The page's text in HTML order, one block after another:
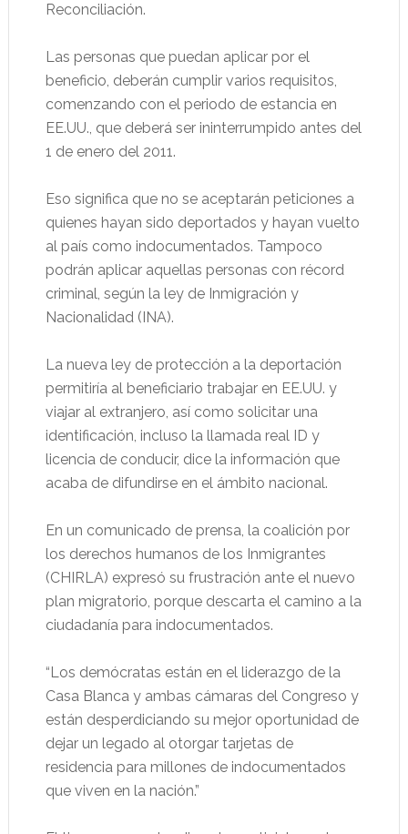
Reconciliación.
Las personas que puedan aplicar por el
beneficio, deberán cumplir varios requisitos,
comenzando con el periodo de estancia en
EE.UU., que deberá ser ininterrumpido antes del
1 de enero del 2011.
Eso significa que no se aceptarán peticiones a
quienes hayan sido deportados y hayan vuelto
al país como indocumentados. Tampoco
podrán aplicar aquellas personas con récord
criminal, según la ley de Inmigración y
Nacionalidad (INA).
La nueva ley de protección a la deportación
permitiría al beneficiario trabajar en EE.UU. y
viajar al extranjero, así como solicitar una
identificación, incluso la llamada real ID y
licencia de conducir, dice la información que
acaba de difundirse en el ámbito nacional.
En un comunicado de prensa, la coalición por
los derechos humanos de los Inmigrantes
(CHIRLA) expresó su frustración ante el nuevo
plan migratorio, porque descarta el camino a la
ciudadanía para indocumentados.
“Los demócratas están en el liderazgo de la
Casa Blanca y ambas cámaras del Congreso y
están desperdiciando su mejor oportunidad de
dejar un legado al otorgar tarjetas de
residencia para millones de indocumentados
que viven en la nación.”